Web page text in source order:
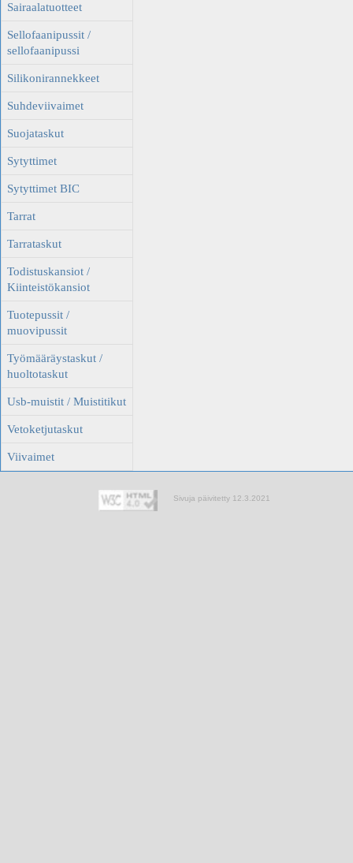
Sairaalatuotteet
Sellofaanipussit /
sellofaanipussi
Silikonirannekkeet
Suhdeviivaimet
Suojataskut
Sytyttimet
Sytyttimet BIC
Tarrat
Tarrataskut
Todistuskansiot /
Kiinteistökansiot
Tuotepussit /
muovipussit
Työmääräystaskut /
huoltotaskut
Usb-muistit / Muistitikut
Vetoketjutaskut
Viivaimet
Sivuja päivitetty 12.3.2021